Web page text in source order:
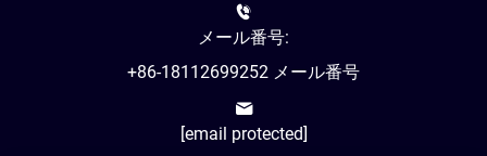
メール番号:
+86-18112699252 メール番号
[email protected]